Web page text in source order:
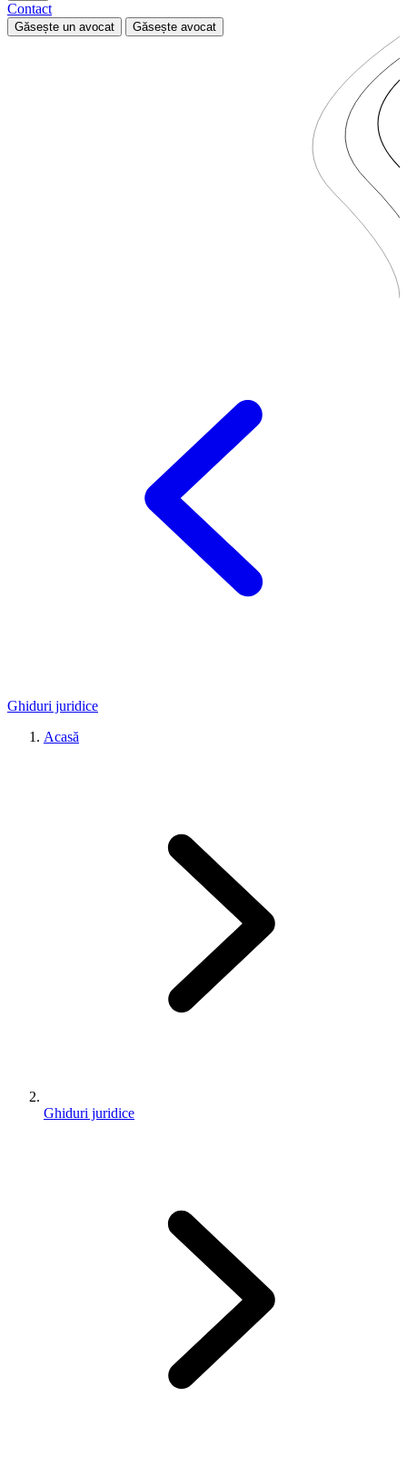
Contact
Găsește un avocat Găsește avocat
Ghiduri juridice
Acasă
Ghiduri juridice